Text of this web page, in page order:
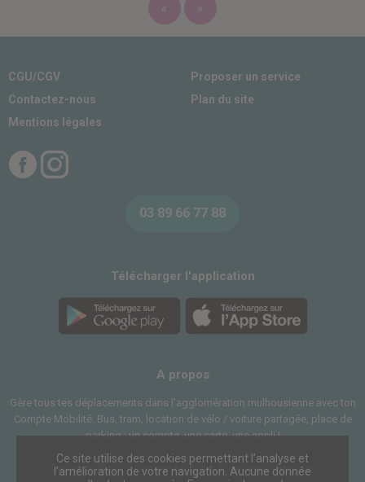
« »
CGU/CGV
Contactez-nous
Mentions légales
Proposer un service
Plan du site
03 89 66 77 88
Télécharger l'application
A propos
Gère tous tes déplacements dans l’agglomération mulhousienne avec ton
Compte Mobilité. Bus, tram, location de vélo / voiture partagée, place de
parking : un compte, une carte, une appli !
Copyright © 2026 Compte Mobilité. Tous droits réservés.
Ce site utilise des cookies permettant l’analyse et
l’amélioration de votre navigation. Aucune donnée